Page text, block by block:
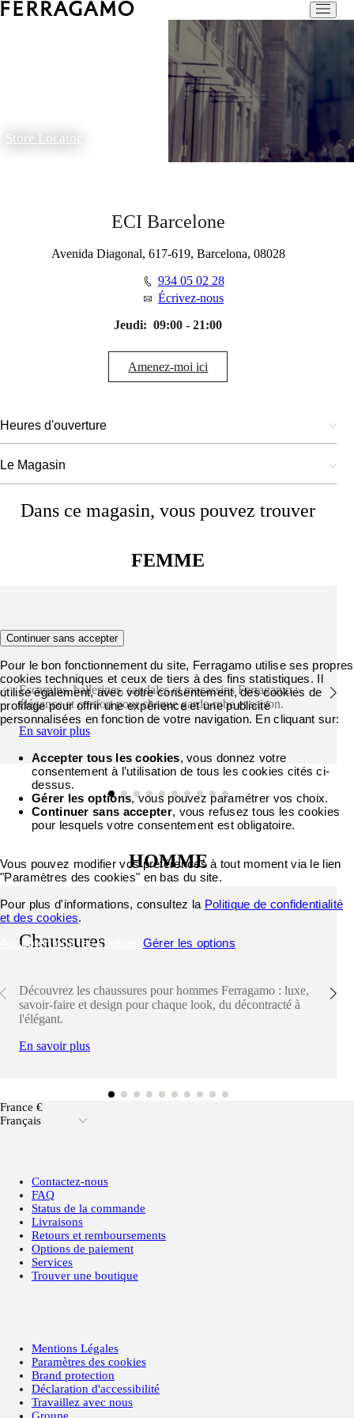
Store Locator
ECI Barcelone
Avenida Diagonal, 617-619, Barcelona, 08028
934 05 02 28
Écrivez-nous
Jeudi: 09:00 - 21:00
Amenez-moi ici
Heures d'ouverture
Le Magasin
Dans ce magasin, vous pouvez trouver
FEMME
Chaussures
Escarpins, ballerines, sandales et mocassins Ferragamo :
élégance et confort pour chaque garde-robe et saison.
En savoir plus
HOMME
Chaussures
Découvrez les chaussures pour hommes Ferragamo : luxe,
savoir-faire et design pour chaque look, du décontracté à
l'élégant.
En savoir plus
France €
Français
Contactez-nous
FAQ
Status de la commande
Livraisons
Retours et remboursements
Options de paiement
Services
Trouver une boutique
Mentions Légales
Paramètres des cookies
Brand protection
Déclaration d'accessibilité
Travaillez avec nous
Groupe
Continuer sans accepter
Pour le bon fonctionnement du site, Ferragamo utilise ses propres
cookies techniques et ceux de tiers à des fins statistiques. Il
utilise également, avec votre consentement, des cookies de
profilage pour offrir une expérience et une publicité
personnalisées en fonction de votre navigation. En cliquant sur:
Accepter tous les cookies, vous donnez votre
consentement à l’utilisation de tous les cookies cités ci-
dessus.
Gérer les options, vous pouvez paramétrer vos choix.
Continuer sans accepter, vous refusez tous les cookies
pour lesquels votre consentement est obligatoire.
Vous pouvez modifier vos préférences à tout moment via le lien
"Paramètres des cookies" en bas du site.
Pour plus d'informations, consultez la Politique de confidentialité
et des cookies.
Accepter tous les cookies
Gérer les options